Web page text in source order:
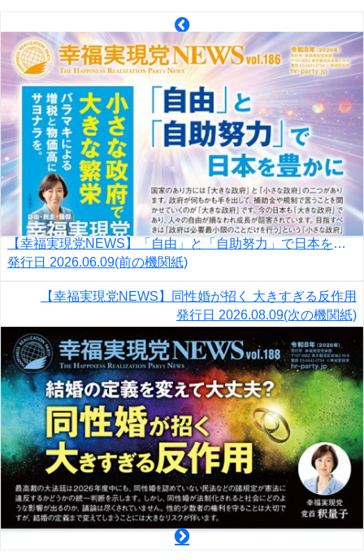
【幸福実現党NEWS】「自由」と「自助努力」で日本を豊かに
発行日 2026.06.09(前の機関紙)
【幸福実現党NEWS】同性婚が招く 大きすぎる反作用
発行日 2026.08.09(次の機関紙)